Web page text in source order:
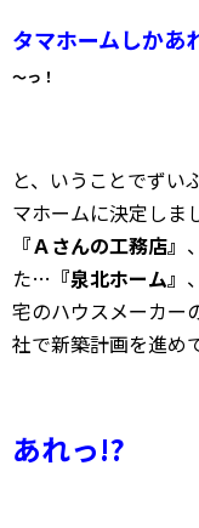
タマホームしかあ
～っ！
と、いうことでずい
マホームに決定しま
『Ａさんの工務店』
た… 『泉北ホーム』
宅のハウスメーカー
社で新築計画を進め
あれっ!?